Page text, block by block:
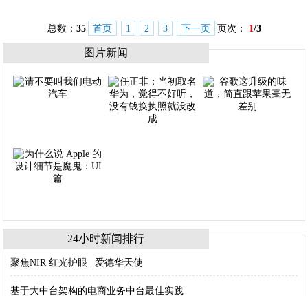
总数： 35 首页 1 2 3 下一页 页次： 1/3
图片新闻
24小时新闻排行
聚焦NIR 红光护眼 | 爱德华天使
基于大中台架构的电商业务中台最佳实践